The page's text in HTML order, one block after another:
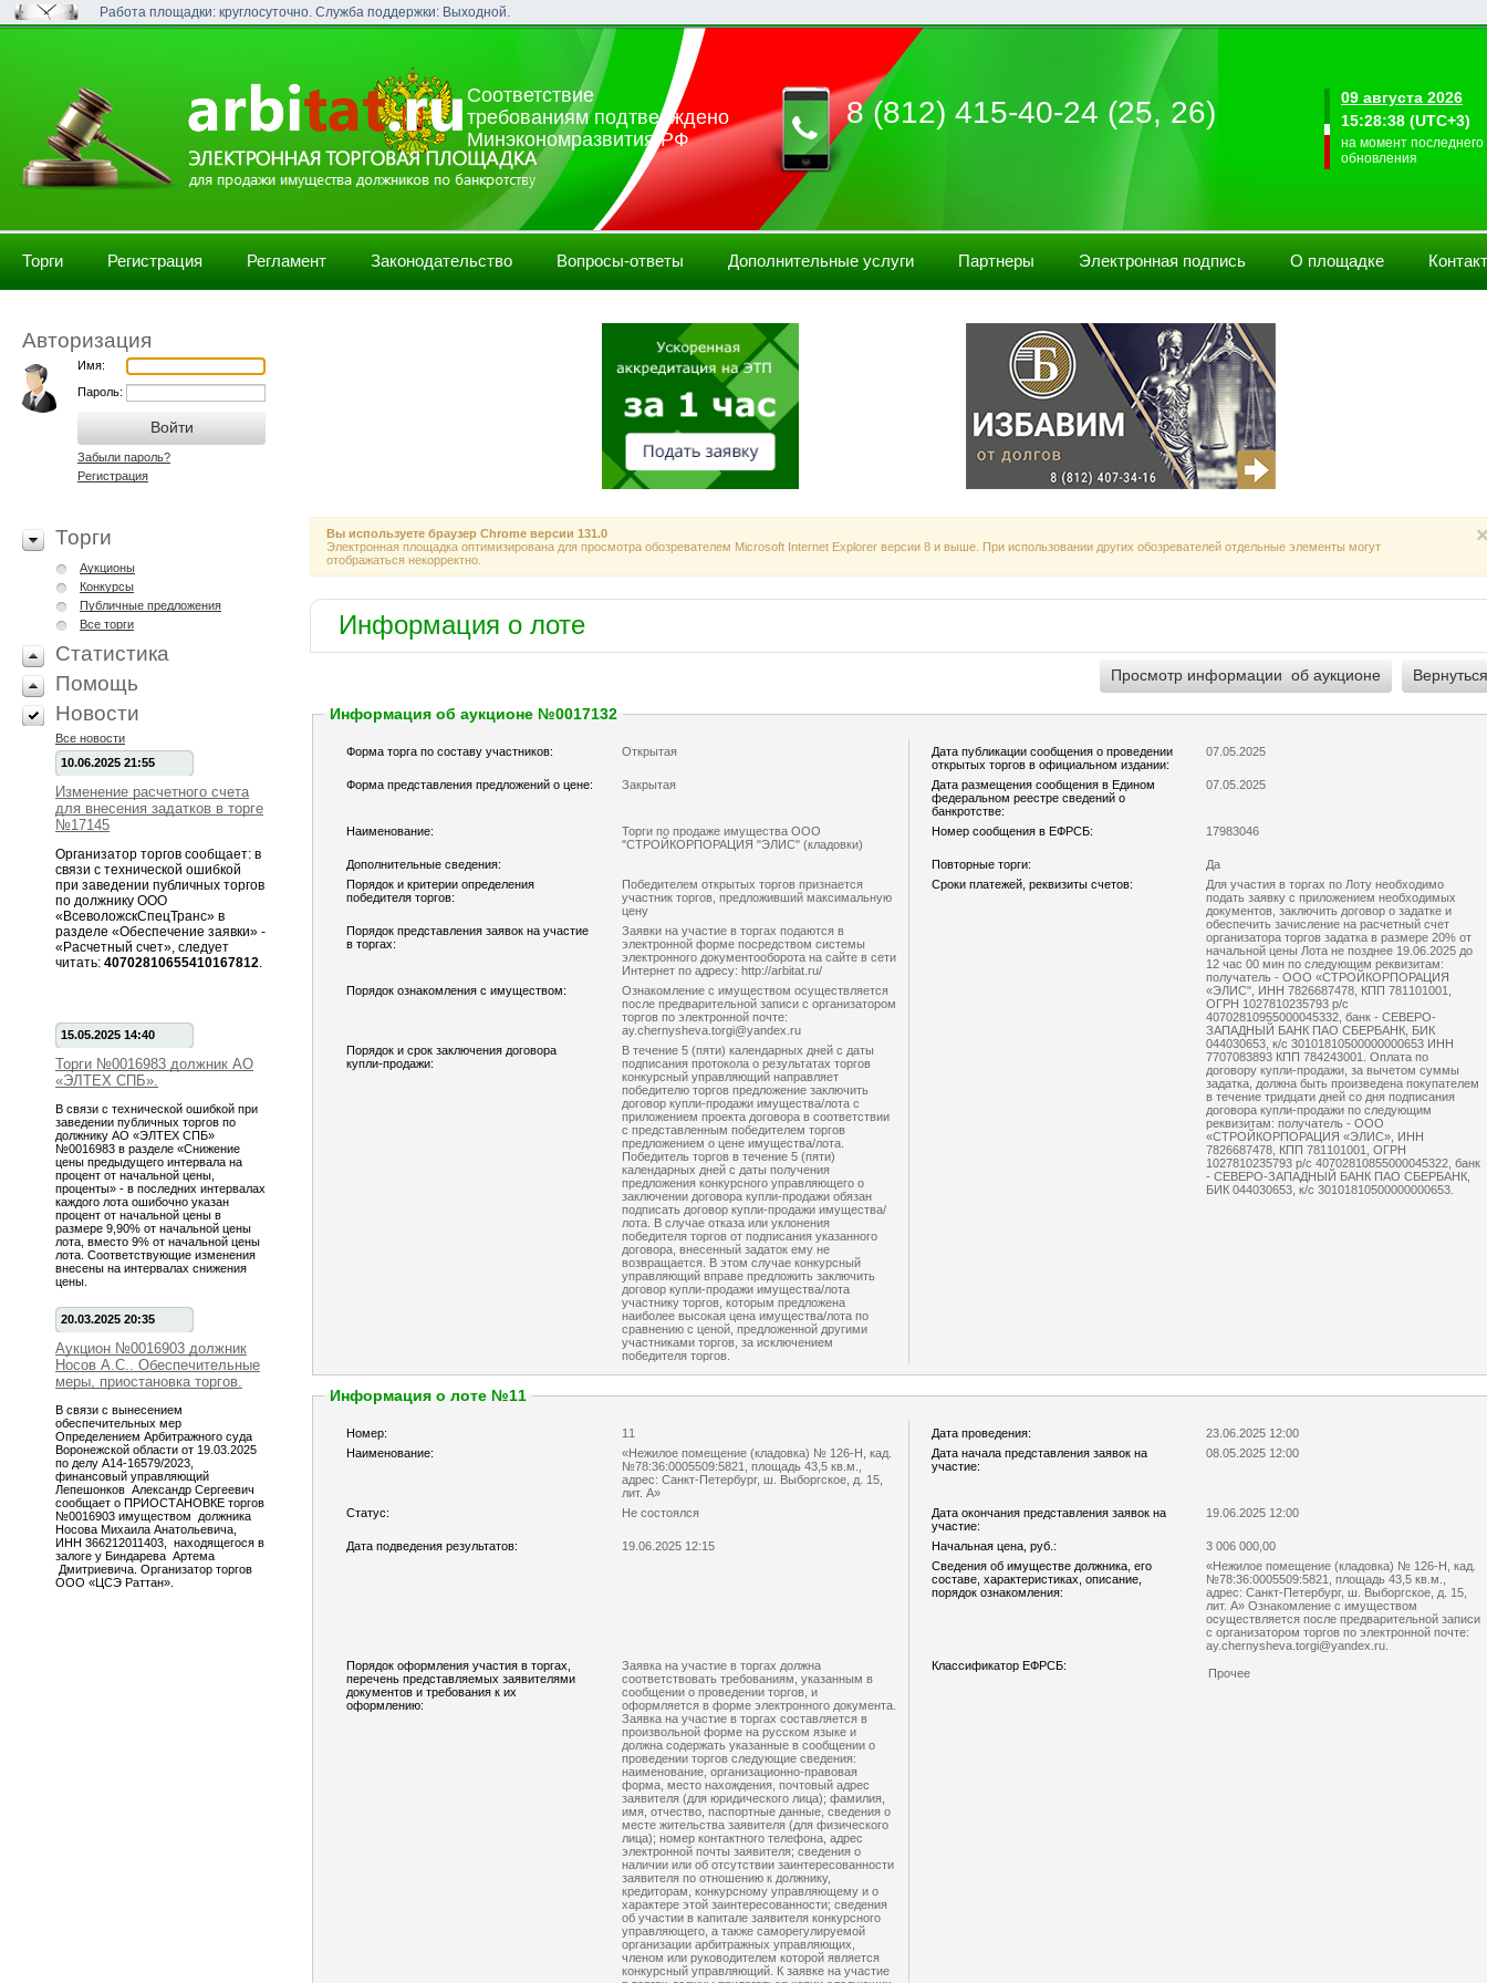
09 августа 2026
15:28:38 (UTC+3)
на момент последнего
обновления
Работа площадки: круглосуточно. Служба поддержки: Выходной.
8 (812) 415-40-24 (25, 26)
Соответствие
требованиям подтверждено
Минэкономразвития РФ
Торги Регистрация Регламент Законодательство Вопросы-ответы Дополнительные услуги Партнеры Электронная подпись О площадке
Авторизация
Имя:
Пароль:
Забыли пароль?
Регистрация
Торги
Аукционы
Конкурсы
Публичные предложения
Все торги
Статистика
Помощь
Новости
Все новости
10.06.2025 21:55
Изменение расчетного счета
для внесения задатков в торге
№17145
Организатор торгов сообщает: в
связи с технической ошибкой
при заведении публичных торгов
по должнику ООО
«ВсеволожскСпецТранс» в
разделе «Обеспечение заявки» -
«Расчетный счет», следует
читать: 40702810655410167812.
15.05.2025 14:40
Торги №0016983 должник АО
«ЭЛТЕХ СПБ».
В связи с технической ошибкой при
заведении публичных торгов по
должнику АО «ЭЛТЕХ СПБ»
№0016983 в разделе «Снижение
цены предыдущего интервала на
процент от начальной цены,
проценты» - в последних интервалах
каждого лота ошибочно указан
процент от начальной цены в
размере 9,90% от начальной цены
лота, вместо 9% от начальной цены
лота. Соответствующие изменения
внесены на интервалах снижения
цены.
20.03.2025 20:35
Аукцион №0016903 должник
Носов А.С.. Обеспечительные
меры, приостановка торгов.
В связи с вынесением
обеспечительных мер
Определением Арбитражного суда
Воронежской области от 19.03.2025
по делу А14-16579/2023,
финансовый управляющий
Лепешонков Александр Сергеевич
сообщает о ПРИОСТАНОВКЕ торгов
№0016903 имуществом должника
Носова Михаила Анатольевича,
ИНН 366212011403, находящегося в
залоге у Биндарева Артема
Дмитриевича. Организатор торгов
ООО «ЦСЭ Раттан».
Вы используете браузер Chrome версии 131.0
Электронная площадка оптимизирована для просмотра обозревателем Microsoft Internet Explorer версии 8 и выше. При использовании других обозревателей отдельные элементы могут
отображаться некорректно.
Информация о лоте
Информация об аукционе №0017132
Форма торга по составу участников: Открытая
Дата публикации сообщения о проведении
открытых торгов в официальном издании:
07.05.2025
Форма представления предложений о цене: Закрытая
Дата размещения сообщения в Едином
федеральном реестре сведений о
банкротстве:
07.05.2025
Наименование:
Торги по продаже имущества ООО
"СТРОЙКОРПОРАЦИЯ "ЭЛИС" (кладовки)
Номер сообщения в ЕФРСБ: 17983046
Дополнительные сведения: Повторные торги:
Да
Порядок и критерии определения
победителя торгов:
Победителем открытых торгов признается
участник торгов, предложивший максимальную
цену
Сроки платежей, реквизиты счетов:
Для участия в торгах по Лоту необходимо
подать заявку с приложением необходимых
документов, заключить договор о задатке и
обеспечить зачисление на расчетный счет
организатора торгов задатка в размере 20% от
начальной цены Лота не позднее 19.06.2025 до
12 час 00 мин по следующим реквизитам:
получатель - ООО «СТРОЙКОРПОРАЦИЯ
«ЭЛИС", ИНН 7826687478, КПП 781101001,
ОГРН 1027810235793 р/с
40702810955000045332, банк - СЕВЕРО-
ЗАПАДНЫЙ БАНК ПАО СБЕРБАНК, БИК
044030653, к/с 30101810500000000653 ИНН
7707083893 КПП 784243001. Оплата по
договору купли-продажи, за вычетом суммы
задатка, должна быть произведена покупателем
в течение тридцати дней со дня подписания
договора купли-продажи по следующим
реквизитам: получатель - ООО
«СТРОЙКОРПОРАЦИЯ «ЭЛИС», ИНН
7826687478, КПП 781101001, ОГРН
1027810235793 р/с 40702810855000045322, банк
- СЕВЕРО-ЗАПАДНЫЙ БАНК ПАО СБЕРБАНК,
БИК 044030653, к/с 30101810500000000653.
Порядок представления заявок на участие
в торгах:
Заявки на участие в торгах подаются в
электронной форме посредством системы
электронного документооборота на сайте в сети
Интернет по адресу: http://arbitat.ru/
Порядок ознакомления с имуществом:
Ознакомление с имуществом осуществляется
после предварительной записи с организатором
торгов по электронной почте:
ay.chernysheva.torgi@yandex.ru
Порядок и срок заключения договора
купли-продажи:
В течение 5 (пяти) календарных дней с даты
подписания протокола о результатах торгов
конкурсный управляющий направляет
победителю торгов предложение заключить
договор купли-продажи имущества/лота с
приложением проекта договора в соответствии
с представленным победителем торгов
предложением о цене имущества/лота.
Победитель торгов в течение 5 (пяти)
календарных дней с даты получения
предложения конкурсного управляющего о
заключении договора купли-продажи обязан
подписать договор купли-продажи имущества/
лота. В случае отказа или уклонения
победителя торгов от подписания указанного
договора, внесенный задаток ему не
возвращается. В этом случае конкурсный
управляющий вправе предложить заключить
договор купли-продажи имущества/лота
участнику торгов, которым предложена
наиболее высокая цена имущества/лота по
сравнению с ценой, предложенной другими
участниками торгов, за исключением
победителя торгов.
Информация о лоте №11
Номер: 11 Дата проведения:
23.06.2025 12:00
Наименование:
«Нежилое помещение (кладовка) № 126-Н, кад.
№78:36:0005509:5821, площадь 43,5 кв.м.,
адрес: Санкт-Петербург, ш. Выборгское, д. 15,
лит. А»
Дата начала представления заявок на
участие:
08.05.2025 12:00
Статус: Не состоялся
Дата окончания представления заявок на
участие:
19.06.2025 12:00
Дата подведения результатов: 19.06.2025 12:15 Начальная цена, руб.:
3 006 000,00
Сведения об имуществе должника, его
составе, характеристиках, описание,
порядок ознакомления:
«Нежилое помещение (кладовка) № 126-Н, кад.
№78:36:0005509:5821, площадь 43,5 кв.м.,
адрес: Санкт-Петербург, ш. Выборгское, д. 15,
лит. А» Ознакомление с имуществом
осуществляется после предварительной записи
с организатором торгов по электронной почте:
ay.​chernysheva.​torgi@yandex.​ru.​
Порядок оформления участия в торгах,
перечень представляемых заявителями
документов и требования к их
оформлению:
Заявка на участие в торгах должна
соответствовать требованиям, указанным в
сообщении о проведении торгов, и
оформляется в форме электронного документа.
Заявка на участие в торгах составляется в
произвольной форме на русском языке и
должна содержать указанные в сообщении о
проведении торгов следующие сведения:
наименование, организационно-правовая
форма, место нахождения, почтовый адрес
заявителя (для юридического лица); фамилия,
имя, отчество, паспортные данные, сведения о
месте жительства заявителя (для физического
лица); номер контактного телефона, адрес
электронной почты заявителя; сведения о
наличии или об отсутствии заинтересованности
заявителя по отношению к должнику,
кредиторам, конкурсному управляющему и о
характере этой заинтересованности; сведения
об участии в капитале заявителя конкурсного
управляющего, а также саморегулируемой
организации арбитражных управляющих,
членом или руководителем которой является
конкурсный управляющий. К заявке на участие
Классификатор ЕФРСБ:
Прочее